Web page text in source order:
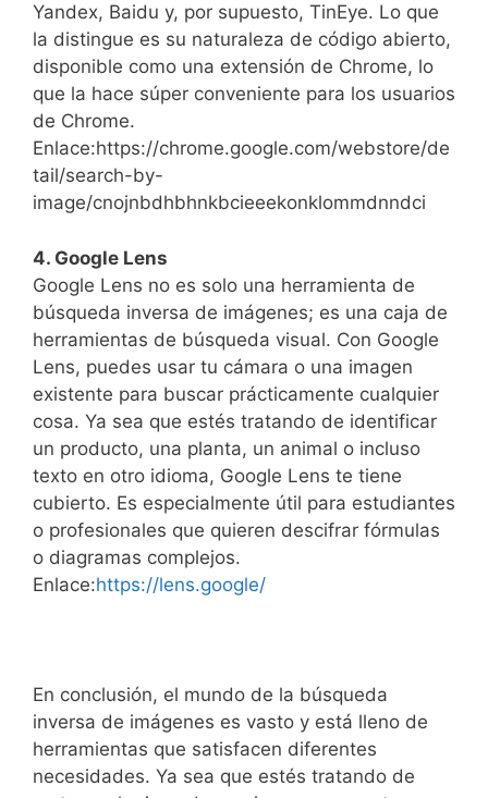
Yandex, Baidu y, por supuesto, TinEye. Lo que
la distingue es su naturaleza de código abierto,
disponible como una extensión de Chrome, lo
que la hace súper conveniente para los usuarios
de Chrome.
Enlace:https://chrome.google.com/webstore/de
tail/search-by-
image/cnojnbdhbhnkbcieeekonklommdnndci
4. Google Lens
Google Lens no es solo una herramienta de
búsqueda inversa de imágenes; es una caja de
herramientas de búsqueda visual. Con Google
Lens, puedes usar tu cámara o una imagen
existente para buscar prácticamente cualquier
cosa. Ya sea que estés tratando de identificar
un producto, una planta, un animal o incluso
texto en otro idioma, Google Lens te tiene
cubierto. Es especialmente útil para estudiantes
o profesionales que quieren descifrar fórmulas
o diagramas complejos.
Enlace:https://lens.google/
En conclusión, el mundo de la búsqueda
inversa de imágenes es vasto y está lleno de
herramientas que satisfacen diferentes
necesidades. Ya sea que estés tratando de